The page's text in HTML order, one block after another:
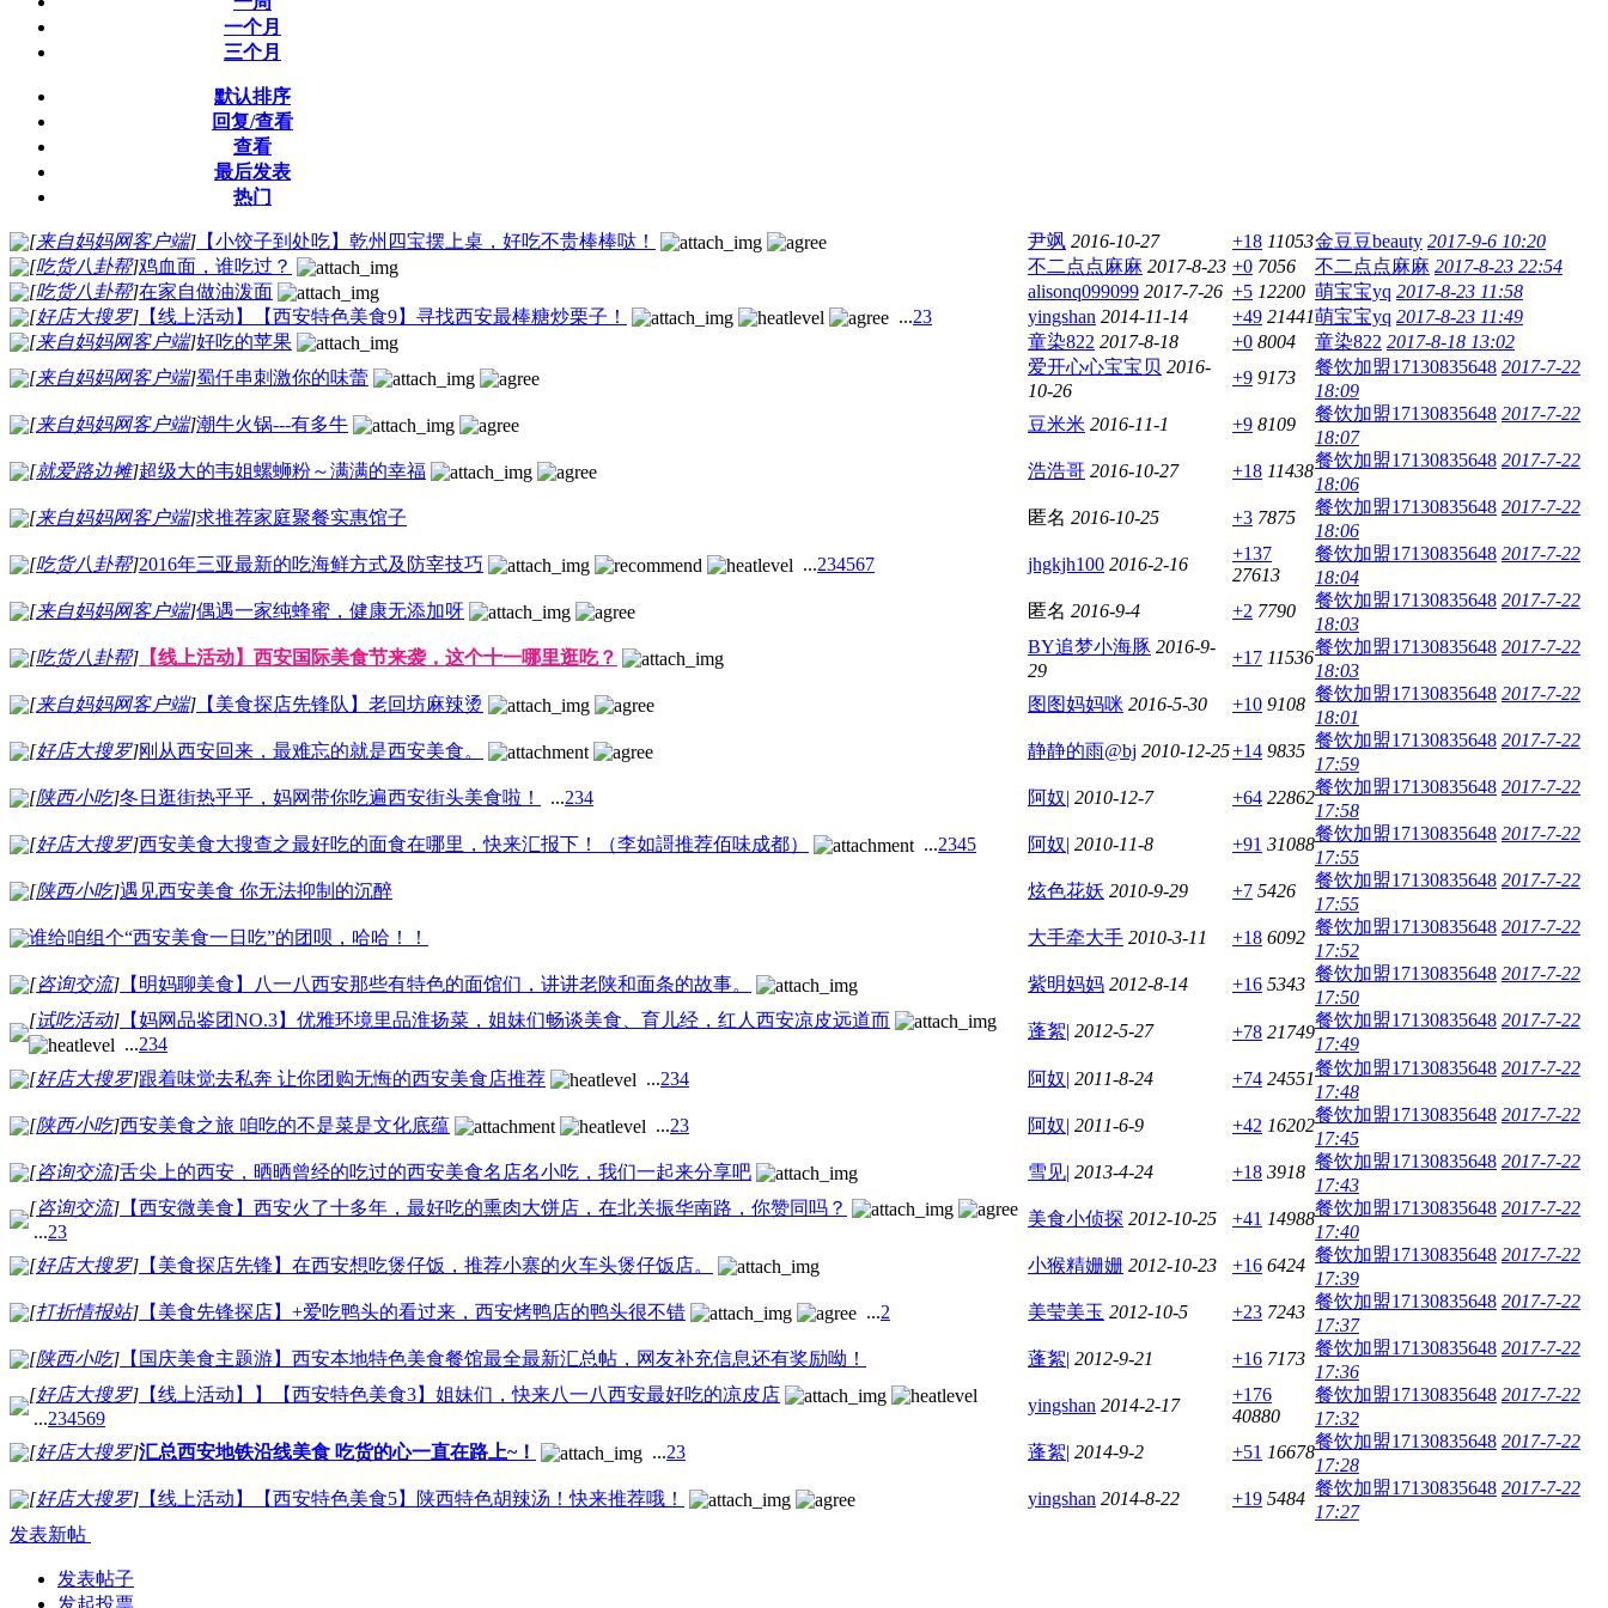
一个月
三个月
默认排序
回复/查看
查看
最后发表
热门
[来自妈妈网客户端] 【小饺子到处吃】乾州四宝摆上桌，好吃不贵棒棒哒！ 尹飒 2016-10-27 +18 11053金豆豆beauty 2017-9-6 10:20
[吃货八卦帮]鸡血面，谁吃过？ 不二点点麻麻 2017-8-23 +0 7056 不二点点麻麻 2017-8-23 22:54
[吃货八卦帮]在家自做油泼面 alisonq099099 2017-7-26 +5 12200 萌宝宝yq 2017-8-23 11:58
[好店大搜罗] 【线上活动】【西安特色美食9】寻找西安最棒糖炒栗子！ ...23 yingshan 2014-11-14 +49 21441萌宝宝yq 2017-8-23 11:49
[来自妈妈网客户端]好吃的苹果 童染822 2017-8-18 +0 8004 童染822 2017-8-18 13:02
[来自妈妈网客户端]蜀仟串刺激你的味蕾
爱开心心宝宝贝 2016-
10-26
+9 9173
餐饮加盟17130835648 2017-7-22
18:09
[来自妈妈网客户端]潮牛火锅---有多牛 豆米米 2016-11-1 +9 8109
餐饮加盟17130835648 2017-7-22
18:07
[就爱路边摊]超级大的韦姐螺蛳粉～满满的幸福 浩浩哥 2016-10-27 +18 11438
餐饮加盟17130835648 2017-7-22
18:06
[来自妈妈网客户端]求推荐家庭聚餐实惠馆子 匿名 2016-10-25 +3 7875
餐饮加盟17130835648 2017-7-22
18:06
[吃货八卦帮]2016年三亚最新的吃海鲜方式及防宰技巧 ...234567 jhgkjh100 2016-2-16
+137
27613
餐饮加盟17130835648 2017-7-22
18:04
[来自妈妈网客户端]偶遇一家纯蜂蜜，健康无添加呀 匿名 2016-9-4 +2 7790
餐饮加盟17130835648 2017-7-22
18:03
[吃货八卦帮] 【线上活动】西安国际美食节来袭，这个十一哪里逛吃？
BY追梦小海豚 2016-9-
29
+17 11536
餐饮加盟17130835648 2017-7-22
18:03
[来自妈妈网客户端] 【美食探店先锋队】老回坊麻辣烫 图图妈妈咪 2016-5-30 +10 9108
餐饮加盟17130835648 2017-7-22
18:01
[好店大搜罗]刚从西安回来，最难忘的就是西安美食。 静静的雨@bj 2010-12-25+14 9835
餐饮加盟17130835648 2017-7-22
17:59
[陕西小吃]冬日逛街热乎乎，妈网带你吃遍西安街头美食啦！ ...234 阿奴| 2010-12-7 +64 22862
餐饮加盟17130835648 2017-7-22
17:58
[好店大搜罗]西安美食大搜查之最好吃的面食在哪里，快来汇报下！（李如謌推荐佰味成都） ...2345 阿奴| 2010-11-8 +91 31088
餐饮加盟17130835648 2017-7-22
17:55
[陕西小吃]遇见西安美食 你无法抑制的沉醉 炫色花妖 2010-9-29 +7 5426
餐饮加盟17130835648 2017-7-22
17:55
谁给咱组个“西安美食一日吃”的团呗，哈哈！！
大手牵大手 2010-3-11 +18 6092
餐饮加盟17130835648 2017-7-22
17:52
[咨询交流] 【明妈聊美食】八一八西安那些有特色的面馆们，讲讲老陕和面条的故事。 紫明妈妈 2012-8-14 +16 5343
餐饮加盟17130835648 2017-7-22
17:50
[试吃活动] 【妈网品鉴团NO.3】优雅环境里品淮扬菜，姐妹们畅谈美食、育儿经，红人西安凉皮远道而
...234
蓬絮| 2012-5-27 +78 21749
餐饮加盟17130835648 2017-7-22
17:49
[好店大搜罗]跟着味觉去私奔 让你团购无悔的西安美食店推荐 ...234 阿奴| 2011-8-24 +74 24551
餐饮加盟17130835648 2017-7-22
17:48
[陕西小吃]西安美食之旅 咱吃的不是菜是文化底蕴 ...23 阿奴| 2011-6-9 +42 16202
餐饮加盟17130835648 2017-7-22
17:45
[咨询交流]舌尖上的西安，晒晒曾经的吃过的西安美食名店名小吃，我们一起来分享吧 雪见| 2013-4-24 +18 3918
餐饮加盟17130835648 2017-7-22
17:43
[咨询交流] 【西安微美食】西安火了十多年，最好吃的熏肉大饼店，在北关振华南路，你赞同吗？
...23
美食小侦探 2012-10-25 +41 14988
餐饮加盟17130835648 2017-7-22
17:40
[好店大搜罗] 【美食探店先锋】在西安想吃煲仔饭，推荐小寨的火车头煲仔饭店。 小猴精姗姗 2012-10-23 +16 6424
餐饮加盟17130835648 2017-7-22
17:39
[打折情报站] 【美食先锋探店】+爱吃鸭头的看过来，西安烤鸭店的鸭头很不错 ...2 美莹美玉 2012-10-5 +23 7243
餐饮加盟17130835648 2017-7-22
17:37
[陕西小吃] 【国庆美食主题游】西安本地特色美食餐馆最全最新汇总帖，网友补充信息还有奖励呦！ 蓬絮| 2012-9-21 +16 7173
餐饮加盟17130835648 2017-7-22
17:36
[好店大搜罗] 【线上活动】】【西安特色美食3】姐妹们，快来八一八西安最好吃的凉皮店
...234569
yingshan 2014-2-17
+176
40880
餐饮加盟17130835648 2017-7-22
17:32
[好店大搜罗]汇总西安地铁沿线美食 吃货的心一直在路上~！ ...23 蓬絮| 2014-9-2 +51 16678
餐饮加盟17130835648 2017-7-22
17:28
[好店大搜罗] 【线上活动】【西安特色美食5】陕西特色胡辣汤！快来推荐哦！ yingshan 2014-8-22 +19 5484
餐饮加盟17130835648 2017-7-22
17:27
发表新帖
发表帖子
发起投票